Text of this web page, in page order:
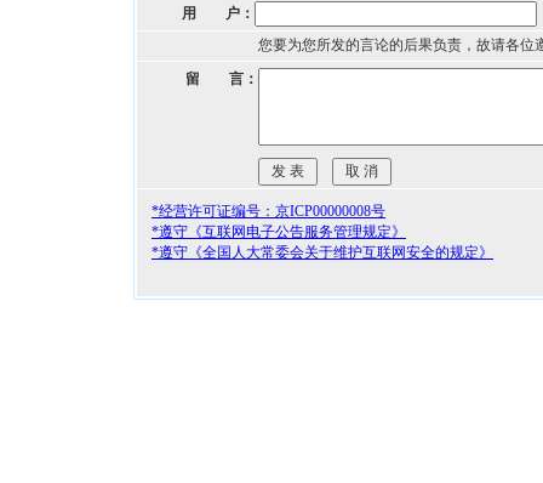
用 户：
您要为您所发的言论的后果负责，故请各位
留 言：
*经营许可证编号：京ICP00000008号
*遵守《互联网电子公告服务管理规定》
*遵守《全国人大常委会关于维护互联网安全的规定》